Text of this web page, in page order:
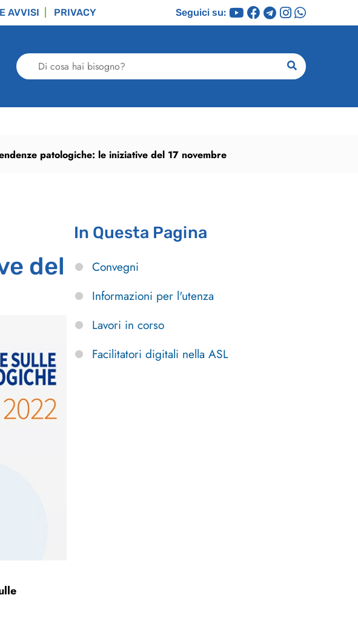
AVVISI PRIVACY Seguici su:
Di
cosa
bisogno?
ricerca
patologiche: le iniziative del 17 novembre
del
In Questa Pagina
Convegni
Informazioni per l'utenza
Lavori in corso
Facilitatori digitali nella ASL